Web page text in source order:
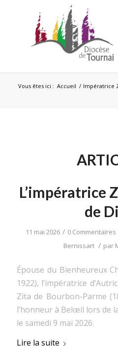
Vous êtes ici : Accueil / Impératrice
L’impératrice
de
11 mai 2026 / 0 Commentaires
Bernissart / par
Épouse du Bienheureux
1922), l’impératrice
Zita de Bourbon-Parme
l’honneur à Belœil lors de
le samedi 9 mai 2026.
Lire la suite